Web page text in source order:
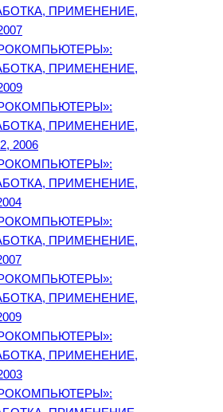
ПРИМЕНЕНИЕ,
ПРИМЕНЕНИЕ,
ПРИМЕНЕНИЕ,
2006
ПРИМЕНЕНИЕ,
ПРИМЕНЕНИЕ,
ПРИМЕНЕНИЕ,
ПРИМЕНЕНИЕ,